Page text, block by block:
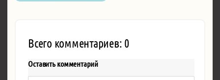
Всего комментариев: 0
Оставить комментарий